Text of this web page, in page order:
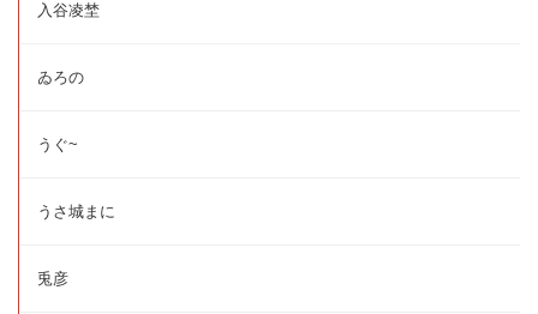
入谷凌埜
ゐろの
うぐ~
うさ城まに
兎彦